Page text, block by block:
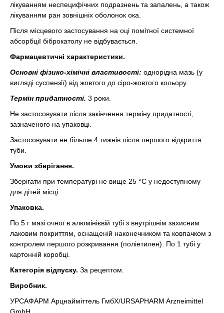
лікуванням неспецифічних подразнень та запалень, а також
лікуванням ран зовнішніх оболонок ока.
Після місцевого застосування на оці помітної системної
абсорбції біброкатолу не відбувається.
Фармацевтичні характеристики.
Основні фізико-хімічні властивості: однорідна мазь (у
вигляді суспензії) від жовтого до сіро-жовтого кольору.
Термін придатності. 3 роки.
Не застосовувати після закінчення терміну придатності,
зазначеного на упаковці.
Застосовувати не більше 4 тижнів після першого відкриття
туби.
Умови зберігання.
Зберігати при температурі не вище 25 °С у недоступному
для дітей місці.
Упаковка.
По 5 г мазі очної в алюмінієвій тубі з внутрішнім захисним
лаковим покриттям, оснащеній наконечником та ковпачком з
контролем першого розкривання (поліетилен). По 1 тубі у
картонній коробці.
Категорія відпуску. За рецептом.
Виробник.
УРСАФАРМ Арцнайміттель ГмбХ/URSAPHARM Arzneimittel